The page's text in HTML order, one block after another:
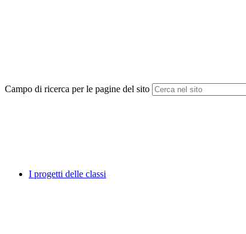
Campo di ricerca per le pagine del sito
I progetti delle classi